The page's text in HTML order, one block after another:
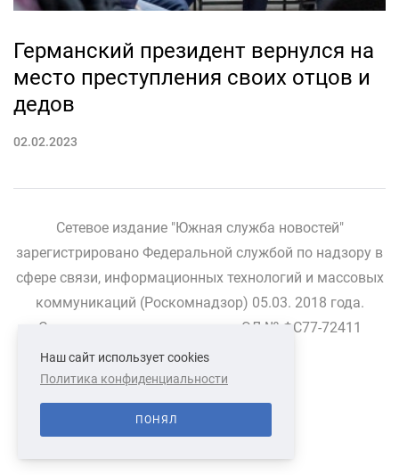
Германский президент вернулся на
место преступления своих отцов и
дедов
02.02.2023
Сетевое издание "Южная служба новостей"
зарегистрировано Федеральной службой по надзору в
сфере связи, информационных технологий и массовых
коммуникаций (Роскомнадзор) 05.03. 2018 года.
Свидетельство о регистрации ЭЛ № ФС77-72411
СВЯЗАТЬСЯ С НАМИ
Наш сайт использует cookies
Политика конфиденциальности
ПОНЯЛ